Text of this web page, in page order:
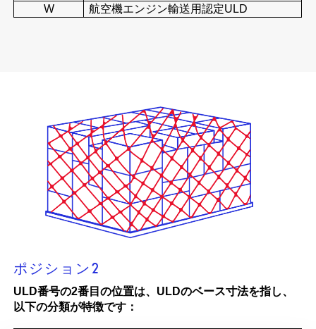
W
航空機エンジン輸送用認定ULD
ポジション2
ULD番号の2番目の位置は、ULDのベース寸法を指し、
以下の分類が特徴です：